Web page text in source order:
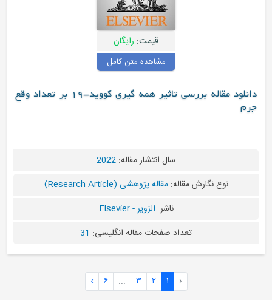
قیمت: رایگان
مشاهده متن کامل
دانلود مقاله بررسی تاثیر همه گیری کووید-19 بر تعداد وقع
جرم
سال انتشار مقاله: 2022
نوع نگارش مقاله:مقاله پژوهشی (Research Article)
ناشر: الزویر - Elsevier
تعداد صفحات مقاله انگلیسی: 31
‹ ۱ ۲ ۳ ... ۶ ›